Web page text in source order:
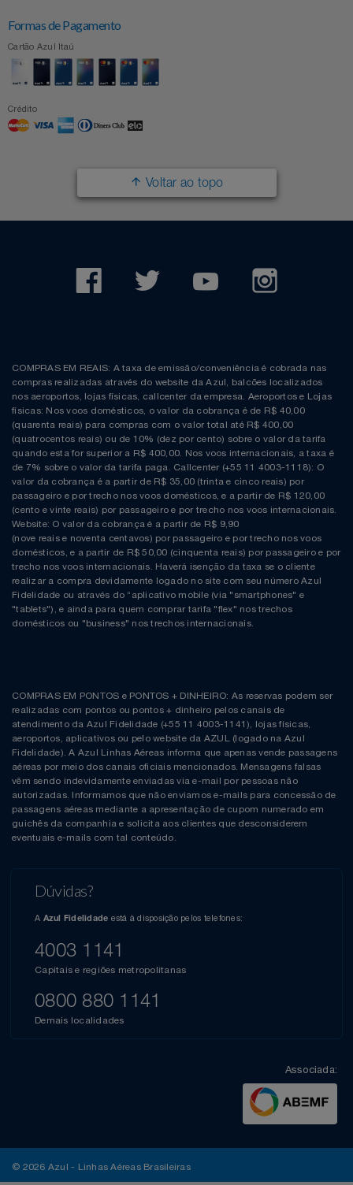
Formas de Pagamento
Cartão Azul Itaú
Crédito
Voltar ao topo
COMPRAS EM REAIS: A taxa de emissão/conveniência é cobrada nas
compras realizadas através do website da Azul, balcões localizados
nos aeroportos, lojas físicas, callcenter da empresa. Aeroportos e Lojas
físicas: Nos voos domésticos, o valor da cobrança é de R$ 40,00
(quarenta reais) para compras com o valor total até R$ 400,00
(quatrocentos reais) ou de 10% (dez por cento) sobre o valor da tarifa
quando esta for superior a R$ 400,00. Nos voos internacionais, a taxa é
de 7% sobre o valor da tarifa paga. Callcenter (+55 11 4003-1118): O
valor da cobrança é a partir de R$ 35,00 (trinta e cinco reais) por
passageiro e por trecho nos voos domésticos, e a partir de R$ 120,00
(cento e vinte reais) por passageiro e por trecho nos voos internacionais.
Website: O valor da cobrança é a partir de R$ 9,90
(nove reais e noventa centavos) por passageiro e por trecho nos voos
domésticos, e a partir de R$ 50,00 (cinquenta reais) por passageiro e por
trecho nos voos internacionais. Haverá isenção da taxa se o cliente
realizar a compra devidamente logado no site com seu número Azul
Fidelidade ou através do “aplicativo mobile (via "smartphones" e
"tablets"), e ainda para quem comprar tarifa "flex" nos trechos
domésticos ou "business" nos trechos internacionais.
COMPRAS EM PONTOS e PONTOS + DINHEIRO: As reservas podem ser
realizadas com pontos ou pontos + dinheiro pelos canais de
atendimento da Azul Fidelidade (+55 11 4003-1141), lojas físicas,
aeroportos, aplicativos ou pelo website da AZUL (logado na Azul
Fidelidade). A Azul Linhas Aéreas informa que apenas vende passagens
aéreas por meio dos canais oficiais mencionados. Mensagens falsas
vêm sendo indevidamente enviadas via e-mail por pessoas não
autorizadas. Informamos que não enviamos e-mails para concessão de
passagens aéreas mediante a apresentação de cupom numerado em
guichês da companhia e solicita aos clientes que desconsiderem
eventuais e-mails com tal conteúdo.
Dúvidas?
A Azul Fidelidade está à disposição pelos telefones:
4003 1141
Capitais e regiões metropolitanas
0800 880 1141
Demais localidades
Associada:
© 2026 Azul - Linhas Aéreas Brasileiras